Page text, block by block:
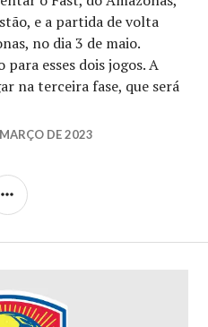
e a partida de volta
no dia 3 de maio.
esses dois jogos. A
na terceira fase, que será
DE 2023